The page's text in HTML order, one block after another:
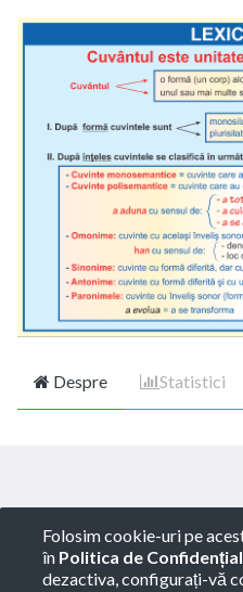
Despre Statistici
Folosim cookie-uri pe
în Politica de
dezactiva, configurați-vă
Copyright © ROTARY
utilizare-Politica de